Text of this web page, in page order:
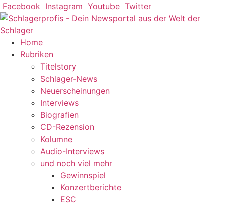
Zum
Inhalt
springen
Facebook Instagram Youtube Twitter
Home
Rubriken
Titelstory
Schlager-News
Neuerscheinungen
Interviews
Biografien
CD-Rezension
Kolumne
Audio-Interviews
und noch viel mehr
Gewinnspiel
Konzertberichte
ESC